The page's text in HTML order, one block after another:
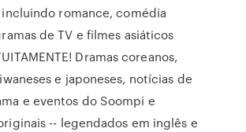
romance, comédia
de TV e filmes asiáticos
Dramas coreanos,
e japoneses, notícias de
e eventos do Soompi e
-- legendados em inglês e